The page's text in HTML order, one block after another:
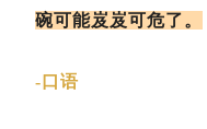
碗可能岌岌可危了。
-口语